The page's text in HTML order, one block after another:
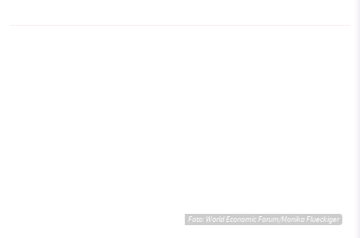
Foto: World Economic Forum/Monika Flueckiger